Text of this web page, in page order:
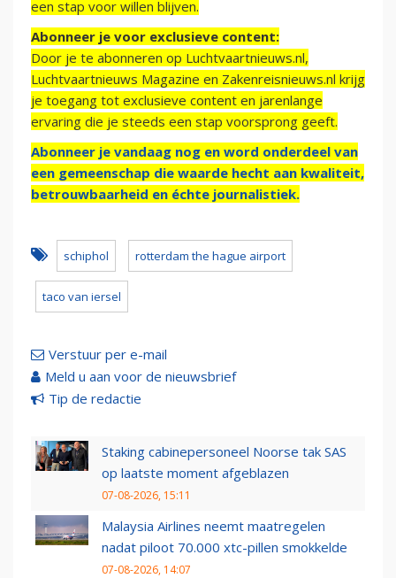
een stap voor willen blijven.
Abonneer je voor exclusieve content:
Door je te abonneren op Luchtvaartnieuws.nl,
Luchtvaartnieuws Magazine en Zakenreisnieuws.nl krijg
je toegang tot exclusieve content en jarenlange
ervaring die je steeds een stap voorsprong geeft.
Abonneer je vandaag nog en word onderdeel van
een gemeenschap die waarde hecht aan kwaliteit,
betrouwbaarheid en échte journalistiek.
schiphol rotterdam the hague airport
taco van iersel
Verstuur per e-mail
Meld u aan voor de nieuwsbrief
Tip de redactie
Staking cabinepersoneel Noorse tak SAS
op laatste moment afgeblazen
07-08-2026, 15:11
Malaysia Airlines neemt maatregelen
nadat piloot 70.000 xtc-pillen smokkelde
07-08-2026, 14:07